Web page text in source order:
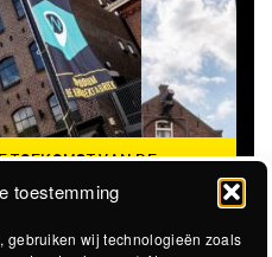
toestemming
gebruiken wij technologieën zoals
TOEKOMST VAN DE